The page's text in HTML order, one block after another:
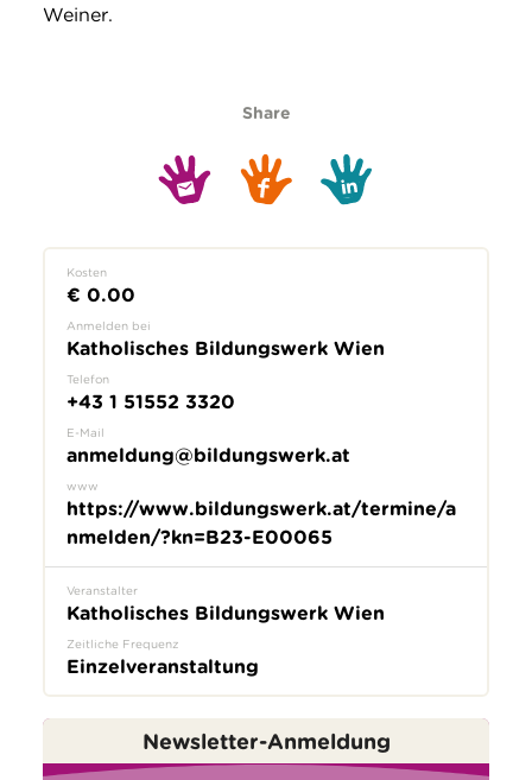
Weiner.
Share
Kosten
€ 0.00
Anmelden bei
Katholisches Bildungswerk Wien
Telefon
+43 1 51552 3320
E-Mail
anmeldung@bildungswerk.at
www
https://www.bildungswerk.at/termine/a
nmelden/?kn=B23-E00065
Veranstalter
Katholisches Bildungswerk Wien
Zeitliche Frequenz
Einzelveranstaltung
Newsletter-Anmeldung